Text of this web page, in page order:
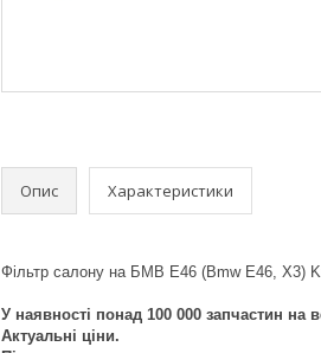
Опис Характеристики
Фільтр салону на БМВ Е46 (Bmw E46, X3)
У наявності понад 100 000 запчастин на
Актуальні ціни.